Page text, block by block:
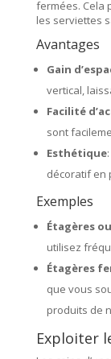
fermées. Cela
les serviettes
Avantages
Gain
vertical,
Facilité
sont
Esthétique
décoratif en
Exemples
Étagères
utilisez
Étagères
que vous
produits de
Exploiter